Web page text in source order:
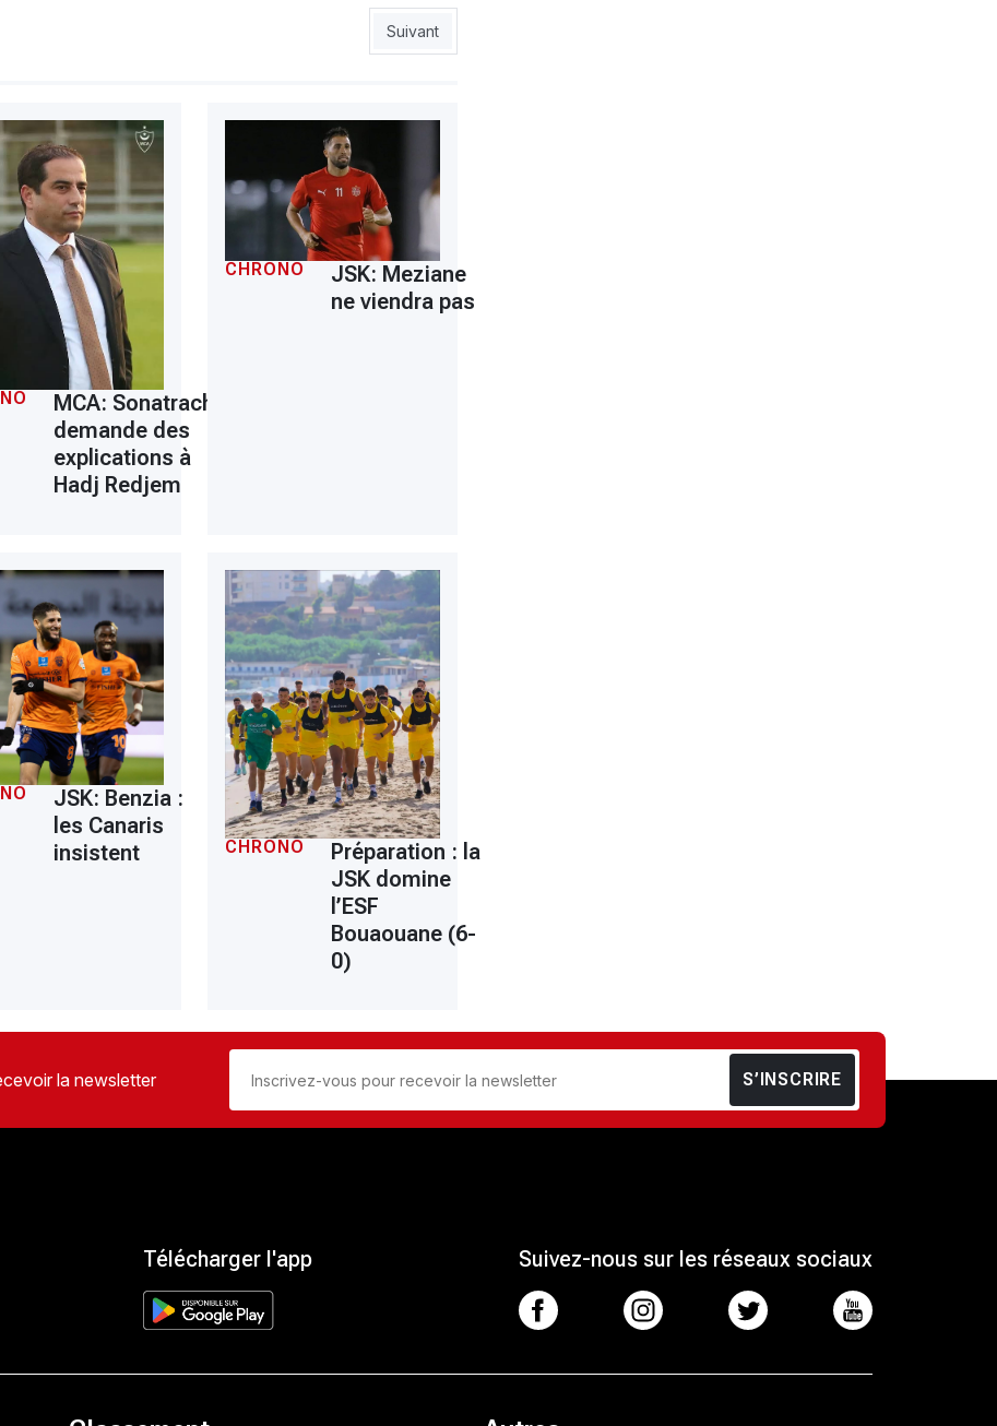
homologue sept stades pour les matchs des VertsArticle suivant : Coup du Monde 2026: McGinn offre aux Écossais un succès
Suivant
MCA: Sonatrach
demande des
explications à
Hadj Redjem
CHRONO
JSK: Meziane
ne viendra pas
JSK: Benzia :
les Canaris
insistent
CHRONO
Préparation : la
JSK domine
l’ESF
Bouaouane (6-
0)
la newsletter S’INSCRIRE
Télécharger l'app Suivez-nous sur les réseaux sociaux